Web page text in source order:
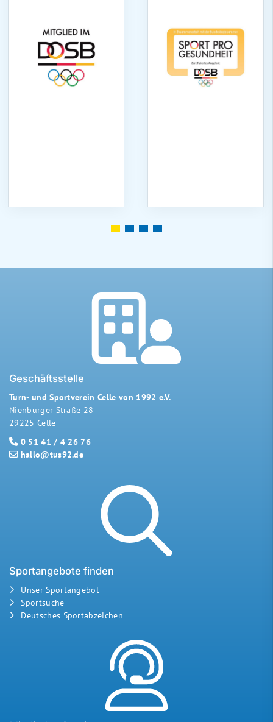
Geschäftsstelle
Turn- und Sportverein Celle von 1992 e.V.
Nienburger Straße 28
29225 Celle
0 51 41 / 4 26 76
hallo@tus92.de
Sportangebote finden
Unser Sportangebot
Sportsuche
Deutsches Sportabzeichen